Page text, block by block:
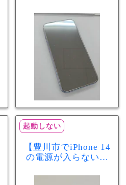
修理！データそのま
まで復旧しました
起動しない
【豊川市でiPhone 14
の電源が入らない修
店】バッテリー交換